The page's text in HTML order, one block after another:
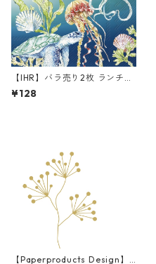
【IHR】バラ売り2枚 ランチサ
イズ ペーパーナプキン DEEP
BLUE SEA ブルー
¥128
【Paperproducts Design】